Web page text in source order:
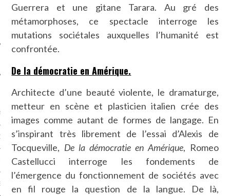
CARAVELLE
CARAVELLE
PODCAST
Guerrera et une gitane Tarara. Au gré des
métamorphoses, ce spectacle interroge les
mutations sociétales auxquelles l’humanité est
confrontée.
De la démocratie en Amérique.
Architecte d’une beauté violente, le dramaturge,
metteur en scène et plasticien italien crée des
images comme autant de formes de langage. En
s’inspirant très librement de l’essai d’Alexis de
Tocqueville, De la démocratie en Amérique, Romeo
Castellucci interroge les fondements de
l’émergence du fonctionnement de sociétés avec
en fil rouge la question de la langue. De là,